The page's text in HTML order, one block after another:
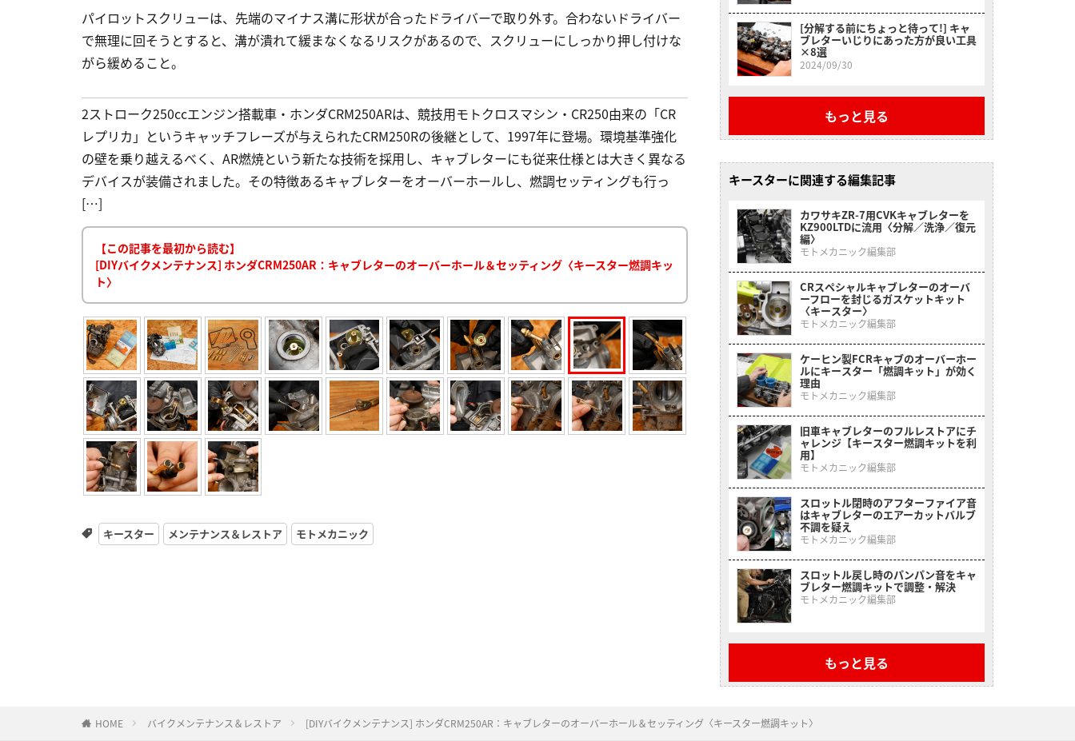
パイロットスクリューは、先端のマイナス溝に形状が合ったドライバーで取り外す。合わないドライバー
で無理に回そうとすると、溝が潰れて緩まなくなるリスクがあるので、スクリューにしっかり押し付けな
がら緩めること。
2ストローク250ccエンジン搭載車・ホンダCRM250ARは、競技用モトクロスマシン・CR250由来の「CR
レプリカ」というキャッチフレーズが与えられたCRM250Rの後継として、1997年に登場。環境基準強化
の壁を乗り越えるべく、AR燃焼という新たな技術を採用し、キャブレターにも従来仕様とは大きく異なる
デバイスが装備されました。その特徴あるキャブレターをオーバーホールし、燃調セッティングも行っ
[…]
【この記事を最初から読む】
[DIYバイクメンテナンス] ホンダCRM250AR：キャブレターのオーバーホール＆セッティング〈キースター燃調キッ
ト〉
キースター メンテナンス＆レストア モトメカニック
[分解する前にちょっと待って!] キャ
ブレターいじりにあった方が良い工具
×8選
2024/09/30
もっと見る
キースターに関連する編集記事
カワサキZR-7用CVKキャブレターを
KZ900LTDに流用〈分解／洗浄／復元
編〉
モトメカニック編集部
CRスペシャルキャブレターのオーバ
ーフローを封じるガスケットキット
〈キースター〉
モトメカニック編集部
ケーヒン製FCRキャブのオーバーホー
ルにキースター「燃調キット」が効く
理由
モトメカニック編集部
旧車キャブレターのフルレストアにチ
ャレンジ【キースター燃調キットを利
用】
モトメカニック編集部
スロットル閉時のアフターファイア音
はキャブレターのエアーカットバルブ
不調を疑え
モトメカニック編集部
スロットル戻し時のパンパン音をキャ
ブレター燃調キットで調整・解決
モトメカニック編集部
もっと見る
HOME バイクメンテナンス＆レストア [DIYバイクメンテナンス] ホンダCRM250AR：キャブレターのオーバーホール＆セッティング〈キースター燃調キット〉